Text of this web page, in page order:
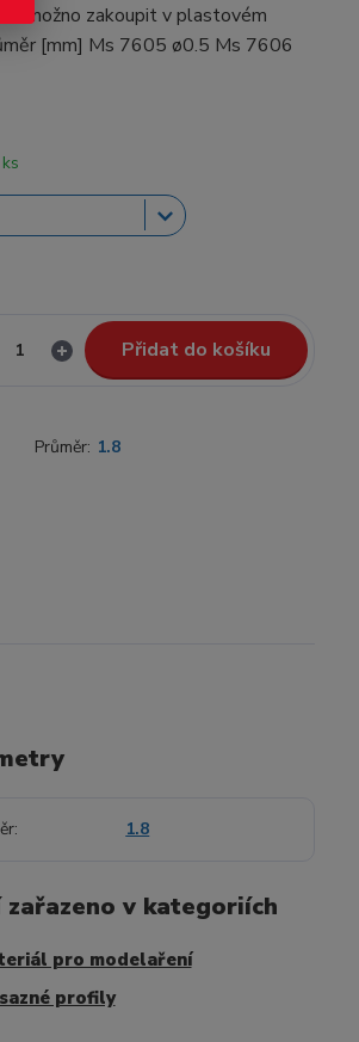
možno zakoupit v plastovém
[mm] Ms 7605 ø0.5 Ms 7606
Přidat do košíku
Průměr: 1.8
1.8
zařazeno v kategoriích
pro modelaření
profily